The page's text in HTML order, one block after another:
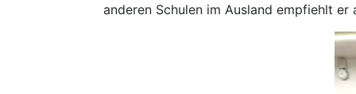
anderen Schulen im Ausland empfiehlt er